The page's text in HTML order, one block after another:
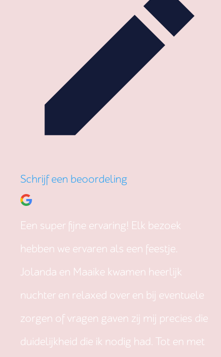
Schrijf een beoordeling
Een super fijne ervaring! Elk bezoek
hebben we ervaren als een feestje.
Jolanda en Maaike kwamen heerlijk
nuchter en relaxed over en bij eventuele
zorgen of vragen gaven zij mij precies die
duidelijkheid die ik nodig had. Tot en met